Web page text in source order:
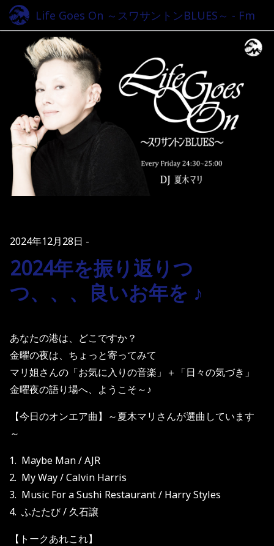
Life Goes On ～スワサントンBLUES～ - Fm
yokohama 84.7
2024年12月28日
2024年を振り返りつ
つ、、、良いお年を ♪
あなたの港は、どこですか？
金曜の夜は、ちょっと寄ってみて
マリ姐さんの「お気に入りの音楽」＋「日々の気づき」
金曜夜の語り場へ、ようこそ～♪
【今日のオンエア曲】～夏木マリさんが選曲しています
～
Maybe Man / AJR
My Way / Calvin Harris
Music For a Sushi Restaurant / Harry Styles
ふたたび / 久石譲
【トークあれこれ】